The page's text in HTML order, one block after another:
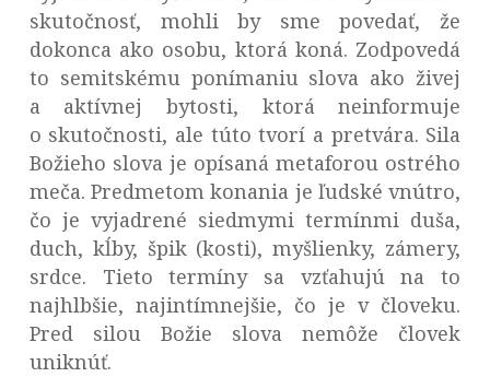
skutočnosť, mohli by sme povedať, že
dokonca ako osobu, ktorá koná. Zodpovedá
to semitskému ponímaniu slova ako živej
a aktívnej bytosti, ktorá neinformuje
o skutočnosti, ale túto tvorí a pretvára. Sila
Božieho slova je opísaná metaforou ostrého
meča. Predmetom konania je ľudské vnútro,
čo je vyjadrené siedmymi termínmi duša,
duch, kĺby, špik (kosti), myšlienky, zámery,
srdce. Tieto termíny sa vzťahujú na to
najhlbšie, najintímnejšie, čo je v človeku.
Pred silou Božie slova nemôže človek
uniknúť.